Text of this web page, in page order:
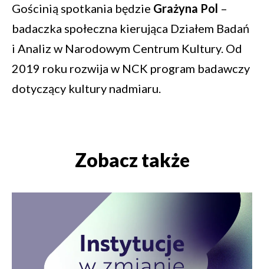
Gościnią spotkania będzie Grażyna Pol –
badaczka społeczna kierująca Działem Badań
i Analiz w Narodowym Centrum Kultury. Od
2019 roku rozwija w NCK program badawczy
dotyczący kultury nadmiaru.
Zobacz także